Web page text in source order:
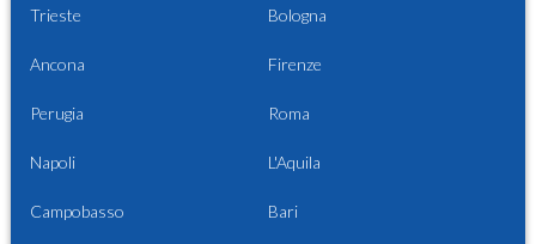
Trieste Bologna
Ancona Firenze
Perugia Roma
Napoli L'Aquila
Campobasso Bari